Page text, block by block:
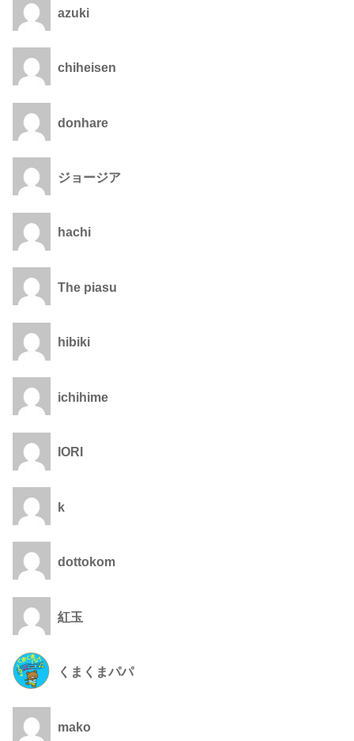
azuki
chiheisen
donhare
ジョージア
hachi
The piasu
hibiki
ichihime
IORI
k
dottokom
紅玉
くまくまパパ
mako